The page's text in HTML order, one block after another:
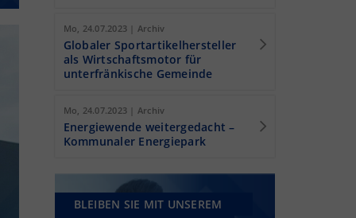
Mo, 24.07.2023 | Archiv
Globaler Sportartikelhersteller
als Wirtschaftsmotor für
unterfränkische Gemeinde
Mo, 24.07.2023 | Archiv
Energiewende weitergedacht –
Kommunaler Energiepark
BLEIBEN SIE MIT UNSEREM